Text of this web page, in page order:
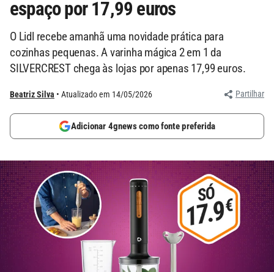
espaço por 17,99 euros
O Lidl recebe amanhã uma novidade prática para
cozinhas pequenas. A varinha mágica 2 em 1 da
SILVERCREST chega às lojas por apenas 17,99 euros.
Beatriz Silva Atualizado em 14/05/2026 Partilhar
Adicionar 4gnews como fonte preferida